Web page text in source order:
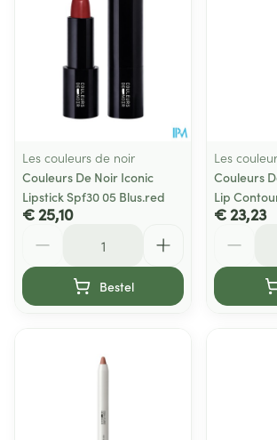
Les couleurs de noir
Couleurs De Noir Iconic
Lipstick Spf30 05 Blus.red
€ 25,10
Bestel
Les
Couleurs
Lip
€ 23,23